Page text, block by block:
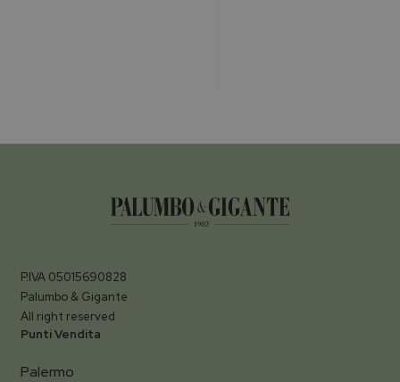
P.IVA 05015690828
Palumbo & Gigante
All right reserved
Punti Vendita
Palermo